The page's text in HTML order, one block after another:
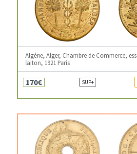
Algérie, Alger, Chambre de Commerce,
laiton, 1921 Paris
170€ SUP+